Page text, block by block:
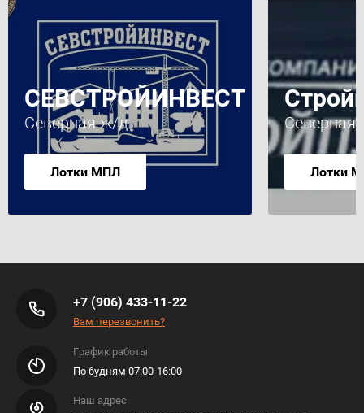
СЕВСТРОЙИНВЕСТ
Северная ж/д
Лотки МПЛ
Северная
Лотки
+7 (906) 433-11-22
Вам перезвонить?
График работы
По будням 07:00-16:00
Наш адрес